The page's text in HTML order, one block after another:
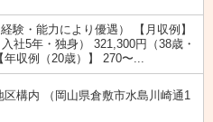
験・能力により優遇） 【月収例】
社5年・独身） 321,300円（38歳・
年収例（20歳）】 270〜...
構内 （岡山県倉敷市水島川崎通1